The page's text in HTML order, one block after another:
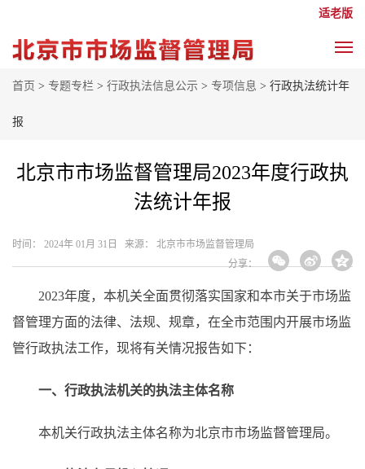
适老版
首页 > 专题专栏 > 行政执法信息公示 > 专项信息 > 行政执法统计年
报
北京市市场监督管理局2023年度行政执
法统计年报
时间： 2024年 01月 31日 来源： 北京市市场监督管理局
分享：
2023年度，本机关全面贯彻落实国家和本市关于市场监
督管理方面的法律、法规、规章，在全市范围内开展市场监
管行政执法工作，现将有关情况报告如下：
一、行政执法机关的执法主体名称
本机关行政执法主体名称为北京市市场监督管理局。